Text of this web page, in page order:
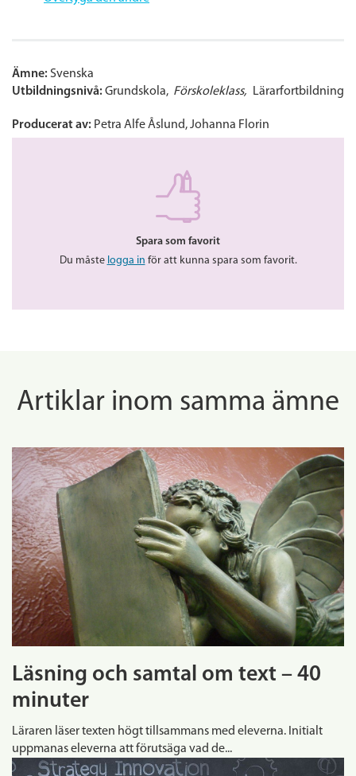
Ämne: Svenska
Utbildningsnivå: Grundskola Förskoleklass Lärarfortbildning
Producerat av: Petra Alfe Åslund, Johanna Florin
Spara som favorit
Du måste logga in för att kunna spara som favorit.
Artiklar inom samma ämne
Läsning och samtal om text – 40
minuter
Läraren läser texten högt tillsammans med eleverna. Initialt
uppmanas eleverna att förutsäga vad de...